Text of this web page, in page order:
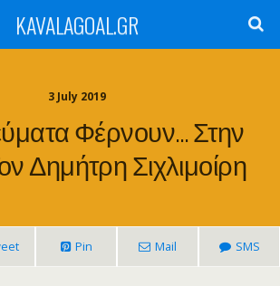
KAVALAGOAL.GR
3 July 2019
Φέρνουν… Στην
Δημήτρη Σιχλιμοίρη
Pin Mail SMS